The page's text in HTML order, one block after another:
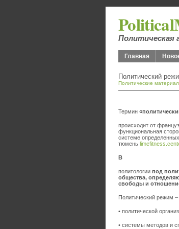
Политическая
Главная
Политический
Политические
Термин
происходит от
функциональная
системе
тюмень
В
политологии под
общества,
свободы и
Политический режим –
• политической
• системы методов и